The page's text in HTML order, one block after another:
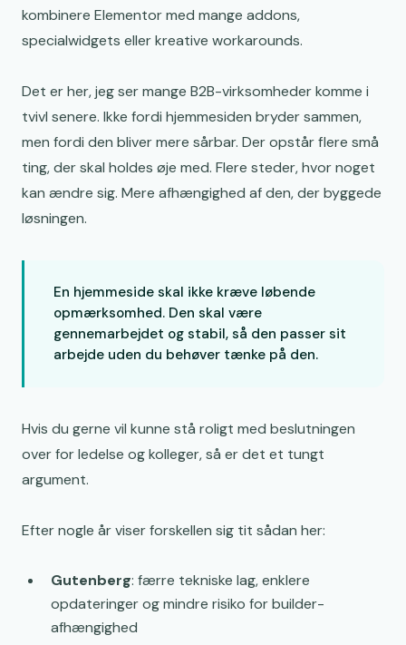
kombinere Elementor med mange addons,
specialwidgets eller kreative workarounds.
Det er her, jeg ser mange B2B-virksomheder komme i
tvivl senere. Ikke fordi hjemmesiden bryder sammen,
men fordi den bliver mere sårbar. Der opstår flere små
ting, der skal holdes øje med. Flere steder, hvor noget
kan ændre sig. Mere afhængighed af den, der byggede
løsningen.
En hjemmeside skal ikke kræve løbende
opmærksomhed. Den skal være
gennemarbejdet og stabil, så den passer sit
arbejde uden du behøver tænke på den.
Hvis du gerne vil kunne stå roligt med beslutningen
over for ledelse og kolleger, så er det et tungt
argument.
Efter nogle år viser forskellen sig tit sådan her:
Gutenberg: færre tekniske lag, enklere
opdateringer og mindre risiko for builder-
afhængighed